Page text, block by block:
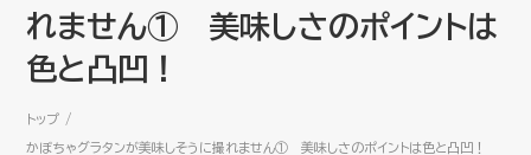
れません① 美味しさのポイントは
色と凸凹！
トップ
かぼちゃグラタンが美味しそうに撮れません① 美味しさのポイントは色と凸凹！